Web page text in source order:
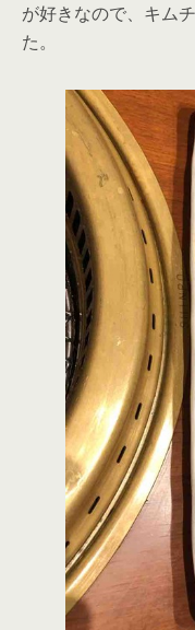
が好きなので、キム
た。